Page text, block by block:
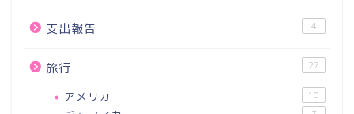
支出報告 4
旅行 27
アメリカ 10